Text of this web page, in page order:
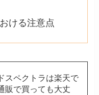
ける注意点
スペクトラは楽天で
販で買っても大丈